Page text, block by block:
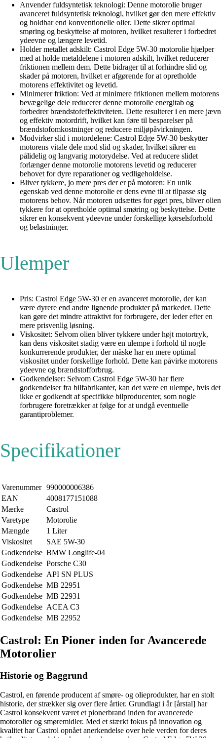
Anvender fuldsyntetisk teknologi: Denne motorolie bruger
avanceret fuldsyntetisk teknologi, hvilket gør den mere effektiv
og holdbar end konventionelle olier. Dette sikrer optimal
smøring og beskyttelse af motoren, hvilket resulterer i forbedret
ydeevne og længere levetid.
Holder metallet adskilt: Castrol Edge 5W-30 motorolie hjælper
med at holde metaldelene i motoren adskilt, hvilket reducerer
friktionen mellem dem. Dette bidrager til at forhindre slid og
skader på motoren, hvilket er afgørende for at opretholde
motorens effektivitet og levetid.
Minimerer friktion: Ved at minimere friktionen mellem motorens
bevægelige dele reducerer denne motorolie energitab og
forbedrer brændstofeffektiviteten. Dette resulterer i en mere jævn
og effektiv motordrift, hvilket kan føre til besparelser på
brændstofomkostninger og reducere miljøpåvirkningen.
Modvirker slid i motordelene: Castrol Edge 5W-30 beskytter
motorens vitale dele mod slid og skader, hvilket sikrer en
pålidelig og langvarig motorydelse. Ved at reducere slidet
forlænger denne motorolie motorens levetid og reducerer
behovet for dyre reparationer og vedligeholdelse.
Bliver tykkere, jo mere pres der er på motoren: En unik
egenskab ved denne motorolie er dens evne til at tilpasse sig
motorens behov. Når motoren udsættes for øget pres, bliver olien
tykkere for at opretholde optimal smøring og beskyttelse. Dette
sikrer en konsekvent ydeevne under forskellige kørselsforhold
og belastninger.
Ulemper
Pris: Castrol Edge 5W-30 er en avanceret motorolie, der kan
være dyrere end andre lignende produkter på markedet. Dette
kan gøre det mindre attraktivt for forbrugere, der leder efter en
mere prisvenlig løsning.
Viskositet: Selvom olien bliver tykkere under højt motortryk,
kan dens viskositet stadig være en ulempe i forhold til nogle
konkurrerende produkter, der måske har en mere optimal
viskositet under forskellige forhold. Dette kan påvirke motorens
ydeevne og brændstofforbrug.
Godkendelser: Selvom Castrol Edge 5W-30 har flere
godkendelser fra bilfabrikanter, kan det være en ulempe, hvis det
ikke er godkendt af specifikke bilproducenter, som nogle
forbrugere foretrækker at følge for at undgå eventuelle
garantiproblemer.
Specifikationer
Varenummer 990000006386
EAN
4008177151088
Mærke
Castrol
Varetype
Motorolie
Mængde
1 Liter
Viskositet
SAE 5W-30
Godkendelse BMW Longlife-04
Godkendelse Porsche C30
Godkendelse API SN PLUS
Godkendelse MB 22951
Godkendelse MB 22931
Godkendelse ACEA C3
Godkendelse MB 22952
Castrol: En Pioner inden for Avancerede
Motorolier
Historie og Baggrund
Castrol, en førende producent af smøre- og olieprodukter, har en stolt
historie, der strækker sig over flere årtier. Grundlagt i år [årstal] har
Castrol konsekvent været et pionerbrand inden for avancerede
motorolier og smøremidler. Med et stærkt fokus på innovation og
kvalitet har Castrol opnået anerkendelse over hele verden for deres